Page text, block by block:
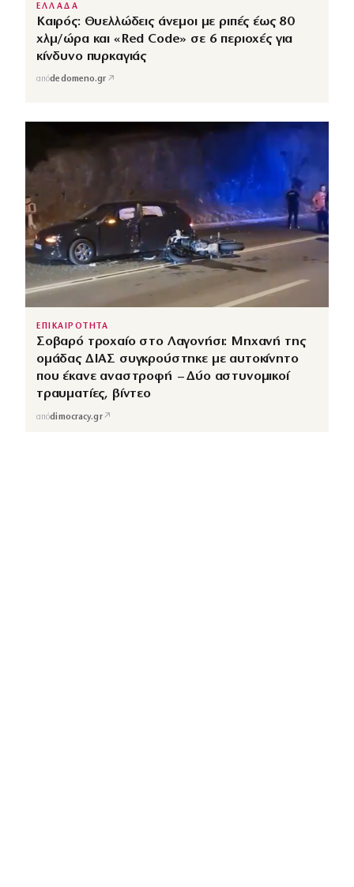
ΕΛΛΑΔΑ
Καιρός: Θυελλώδεις άνεμοι με ριπές έως 80
χλμ/ώρα και «Red Code» σε 6 περιοχές για
κίνδυνο πυρκαγιάς
απόdedomeno.gr ↗
ΕΠΙΚΑΙΡΟΤΗΤΑ
Σοβαρό τροχαίο στο Λαγονήσι: Μηχανή της
ομάδας ΔΙΑΣ συγκρούστηκε με αυτοκίνητο
που έκανε αναστροφή – Δύο αστυνομικοί
τραυματίες, βίντεο
απόdimocracy.gr↗